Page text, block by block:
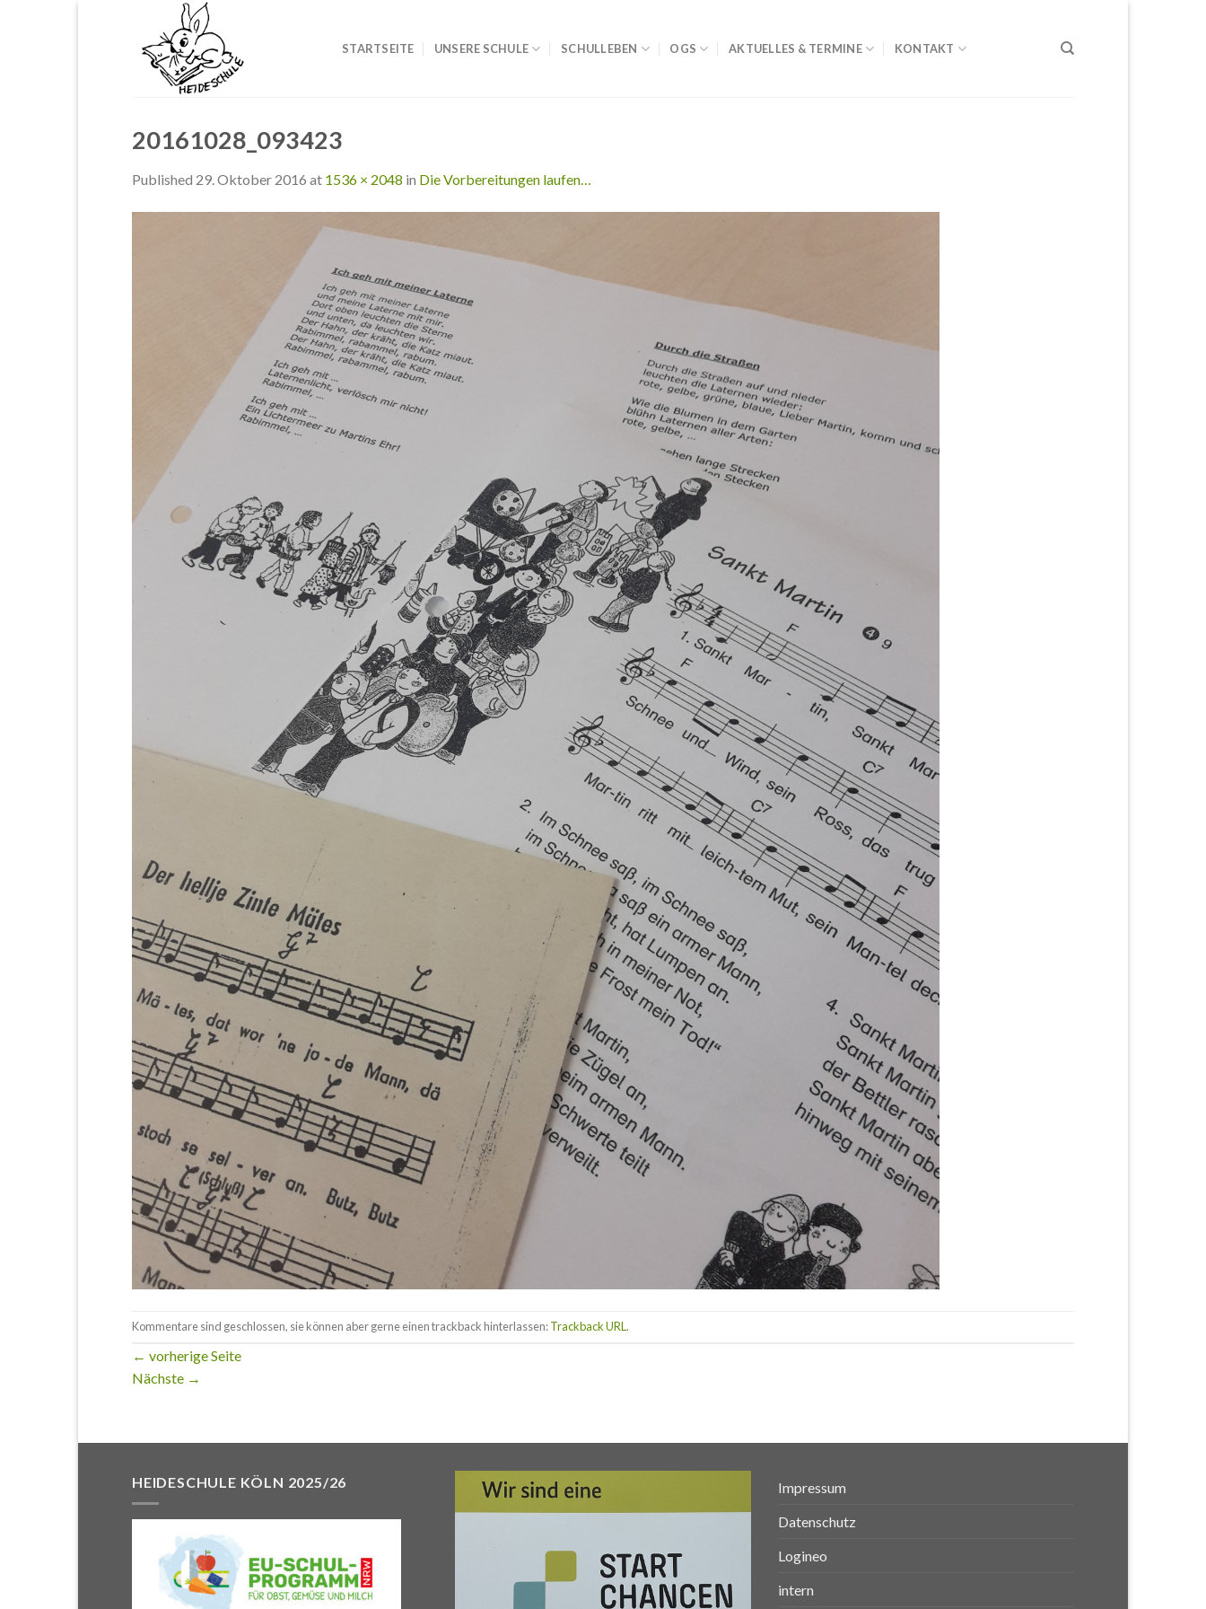
STARTSEITE UNSERE SCHULE SCHULLEBEN OGS AKTUELLES & TERMINE KONTAKT
20161028_093423
Published 29. Oktober 2016 at 1536 × 2048 in Die Vorbereitungen laufen…
Kommentare sind geschlossen, sie können aber gerne einen trackback hinterlassen:Trackback URL.
← vorherige Seite
Nächste →
HEIDESCHULE KÖLN 2025/26
Impressum
Datenschutz
Logineo
intern